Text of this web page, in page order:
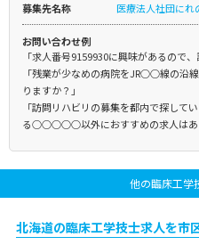
募集先名称 医療法人社団にれ
お問い合わせ例
「求人番号9159930に興味があるので
「残業が少なめの病院をJR○○線の沿
りますか？」
「訪問リハビリの募集を都内で探して
る○○○○○以外におすすめの求人はあ
他の臨床工学
北海道の臨床工学技士求人を市